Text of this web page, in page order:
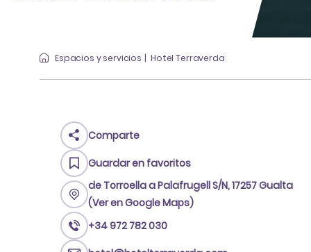
Espacios y servicios Hotel Terraverda
Comparte
Guardar en favoritos
de Torroella a Palafrugell S/N, 17257 Gualta
(Ver en Google Maps)
+34 972 782 030